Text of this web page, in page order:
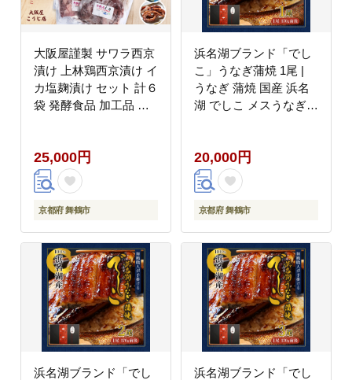
大阪屋謹製 サワラ西京
漬け 上林鶏西京漬け イ
カ塩麹漬け セット 計６
袋 発酵食品 加工品 お
り寄せ グルメ こうじ店
25,000円
京都府 舞鶴市
浜名湖ブランド「でし
こ」うなぎ蒲焼 1尾 |
うなぎ 蒲焼 国産 浜名
湖 でしこ メスうなぎ
うなぎ 肉厚 ふっくら
冷凍 京都 舞鶴 老舗 専
門店 お取り寄せ グルメ
ギフト 贈答 人気
20,000円
京都府 舞鶴市
浜名湖ブランド「でし
浜名湖ブランド「でし